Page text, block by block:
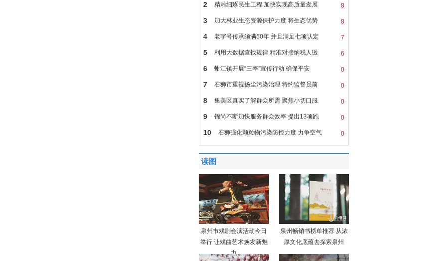
8
2 精雕细琢民生工程 加快实现高质量发展
8
3 加大林业生态资源保护力度 将生态优势
7
4 老字号传承须满50年 并且满足七项认定
6
5 利用大数据查找规律 精准对接纳税人缴
0
6 蚶江镇开展“三率”宣传行动 确保平安
0
7 石狮市重视扬尘污染治理 特约监督员前
0
8 集美区真实了解群众所需 聚焦小切口服
0
9 锦尚不断加快服务群众效率 提出13项跑
0
10 石狮强化颗粒物污染防控力度 力争空气
读图
泉州市戏剧会演活动今日
举行 让戏曲艺术焕发新魅
力
泉州畅销书榜单推荐 从浓
厚文化底蕴去探索泉州